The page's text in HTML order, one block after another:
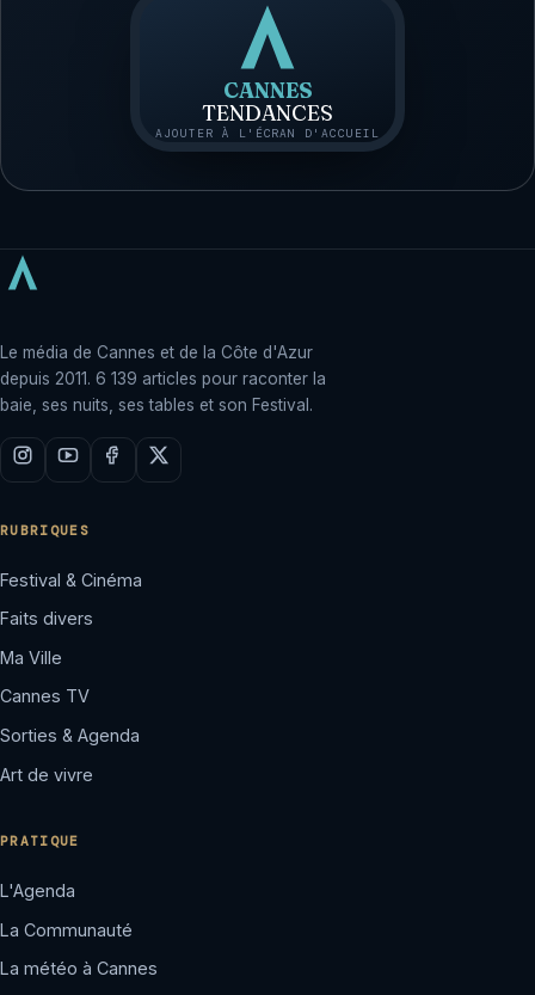
CANNES
TENDANCES
AJOUTER À L'ÉCRAN D'ACCUEIL
Le média de Cannes et de la Côte d'Azur
depuis 2011. 6 139 articles pour raconter la
baie, ses nuits, ses tables et son Festival.
RUBRIQUES
Festival & Cinéma
Faits divers
Ma Ville
Cannes TV
Sorties & Agenda
Art de vivre
PRATIQUE
L'Agenda
La Communauté
La météo à Cannes